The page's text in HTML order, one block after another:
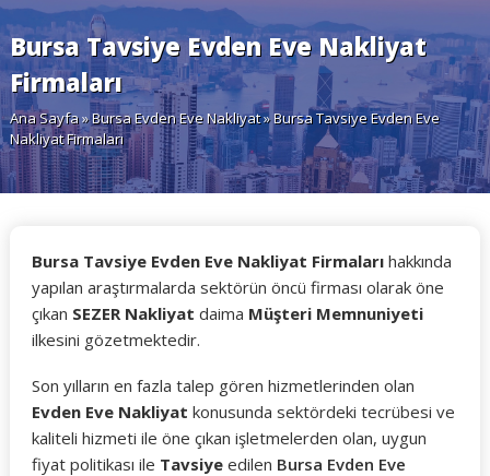
Bursa Tavsiye Evden Eve Nakliyat
Firmaları
Ana Sayfa»Bursa Evden Eve Nakliyat» Bursa Tavsiye Evden Eve
Nakliyat Firmaları
Bursa Tavsiye Evden Eve Nakliyat Firmalarıhakkında
yapılan araştırmalarda sektörün öncü firması olarak öne
çıkan SEZER Nakliyat daima Müşteri Memnuniyeti
ilkesini gözetmektedir.
Son yılların en fazla talep gören hizmetlerinden olan
Evden Eve Nakliyat konusunda sektördeki tecrübesi ve
kaliteli hizmeti ile öne çıkan işletmelerden olan, uygun
fiyat politikası ile Tavsiyeedilen Bursa Evden Eve